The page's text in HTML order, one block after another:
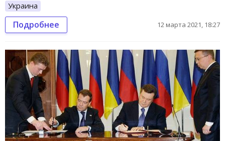
Украина
Подробнее 12 марта 2021, 18:27